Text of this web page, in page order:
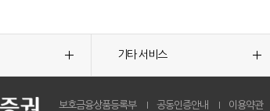
기타 서비스
보호금융상품등록부 공동인증안내 이용약관